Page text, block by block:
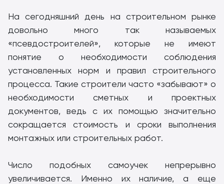
На сегодняшний день на строительном рынке
довольно много так называемых
«псевдостроителей», которые не имеют
понятие о необходимости соблюдения
установленных норм и правил строительного
процесса. Такие строители часто «забывают» о
необходимости сметных и проектных
документов, ведь с их помощью значительно
сокращается стоимость и сроки выполнения
монтажных или строительных работ.
Число подобных самоучек непрерывно
увеличивается. Именно их наличие, а еще